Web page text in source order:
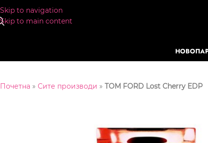
Skip to navigation
Skip to main content
НОВО
Почетна » Сите производи » TOM FORD Lost Cherry EDP